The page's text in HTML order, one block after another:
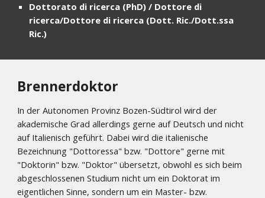
Dottorato di ricerca (PhD) / Dottore di
ricerca/Dottore di ricerca (Dott. Ric./Dott.ssa
Ric.)
Brennerdoktor
In der Autonomen Provinz Bozen-Südtirol wird der
akademische Grad allerdings gerne auf Deutsch und nicht
auf Italienisch geführt. Dabei wird die italienische
Bezeichnung "Dottoressa" bzw. "Dottore" gerne mit
"Doktorin" bzw. "Doktor" übersetzt, obwohl es sich beim
abgeschlossenen Studium nicht um ein Doktorat im
eigentlichen Sinne, sondern um ein Master- bzw.